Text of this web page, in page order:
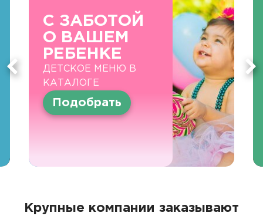
С ЗАБОТОЙ
О ВАШЕМ
РЕБЕНКЕ
ДЕТСКОЕ МЕНЮ В
КАТАЛОГЕ
Подобрать
Крупные компании заказывают